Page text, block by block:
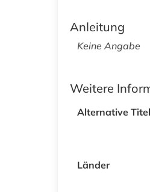
Anleitung
Keine Angabe
Weitere
Alternative Titel
Länder